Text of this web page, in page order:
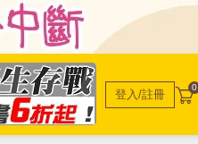
登入/註冊 0